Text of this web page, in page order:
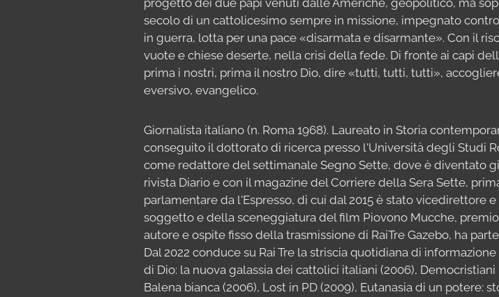
progetto dei due papi venuti dalle Americhe, geopolitico, ma
secolo di un cattolicesimo sempre in missione, impegnato
in guerra, lotta per una pace «disarmata e disarmante». Con il
vuote e chiese deserte, nella crisi della fede. Di fronte ai capi
prima i nostri, prima il nostro Dio, dire «tutti, tutti, tutti»,
eversivo, evangelico.
Giornalista italiano (n. Roma 1968). Laureato in Storia
conseguito il dottorato di ricerca presso l'Università degli Studi
come redattore del settimanale Segno Sette, dove è diventato
rivista Diario e con il magazine del Corriere della Sera Sette,
parlamentare da l'Espresso, di cui dal 2015 è stato vicedirettore
soggetto e della sceneggiatura del film Piovono Mucche,
autore e ospite fisso della trasmissione di RaiTre Gazebo, ha
Dal 2022 conduce su Rai Tre la striscia quotidiana di
di Dio: la nuova galassia dei cattolici italiani (2006),
Balena bianca (2006), Lost in PD (2009), Eutanasia di un